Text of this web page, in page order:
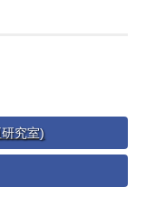
究室)